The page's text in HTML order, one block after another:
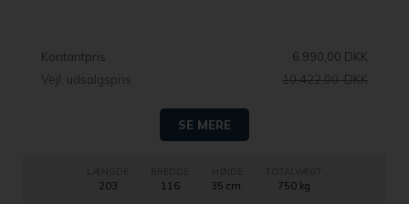
Kontantpris
6.990,00 DKK
Vejl. udsalgspris
10.422,00 DKK
SE MERE
203 116
HØJDE
35 cm.
TOTALVÆGT
750 kg